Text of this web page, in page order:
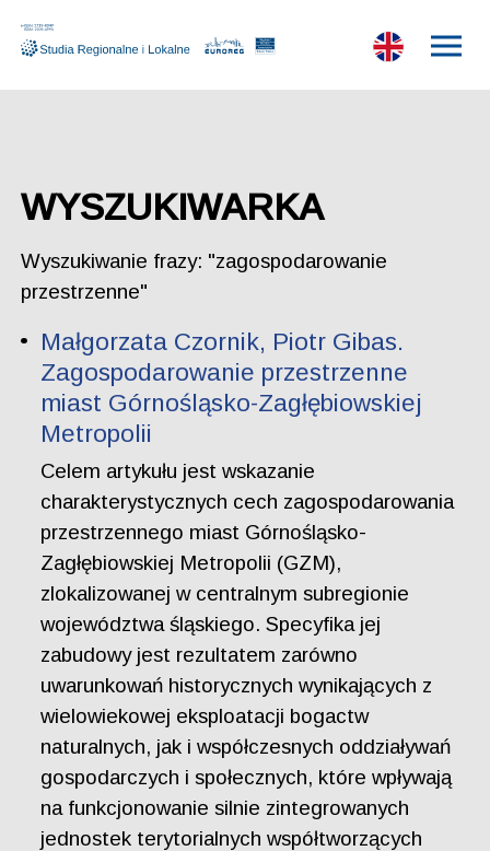
WYSZUKIWARKA
Wyszukiwanie frazy: "zagospodarowanie
przestrzenne"
Małgorzata Czornik, Piotr Gibas.
Zagospodarowanie przestrzenne
miast Górnośląsko-Zagłębiowskiej
Metropolii
Celem artykułu jest wskazanie
charakterystycznych cech zagospodarowania
przestrzennego miast Górnośląsko-
Zagłębiowskiej Metropolii (GZM),
zlokalizowanej w centralnym subregionie
województwa śląskiego. Specyfika jej
zabudowy jest rezultatem zarówno
uwarunkowań historycznych wynikających z
wielowiekowej eksploatacji bogactw
naturalnych, jak i współczesnych oddziaływań
gospodarczych i społecznych, które wpływają
na funkcjonowanie silnie zintegrowanych
jednostek terytorialnych współtworzących